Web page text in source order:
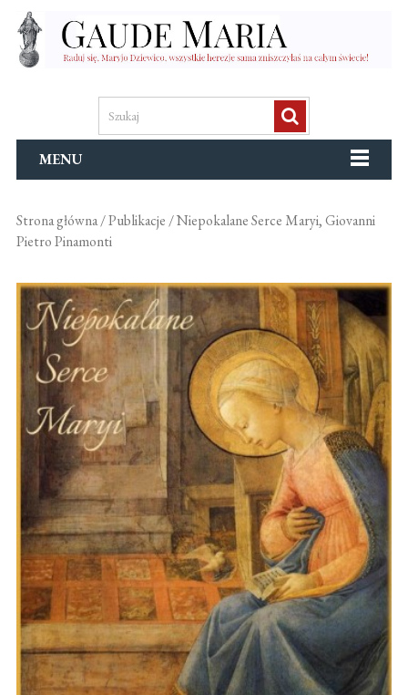
MENU
Strona główna/Publikacje / Niepokalane Serce Maryi, Giovanni
Pietro Pinamonti